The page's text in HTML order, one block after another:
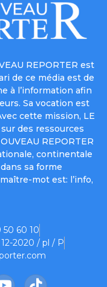
REPORTER est
de ce média est de
à l’information afin
Sa vocation est
cette mission, LE
sur des ressources
REPORTER
continentale
sa forme
mot est: l’info,
60 10
2020 / pl / P